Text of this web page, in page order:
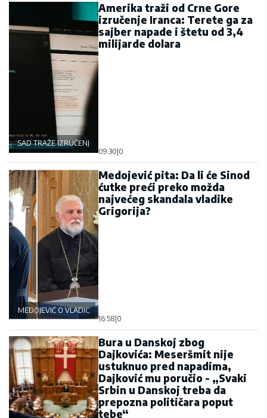
SAD TRAŽE IZRUČENJE
Amerika traži od Crne Gore
izručenje Iranca: Terete ga za
sajber napade i štetu od 3,4
milijarde dolara
09:30|0
MEDOJEVIĆ O VLADICI GRIGORIJU
Medojević pita: Da li će Sinod
ćutke preći preko možda
najvećeg skandala vladike
Grigorija?
16:58|0
Bura u Danskoj zbog
Dajkovića: Meseršmit nije
ustuknuo pred napadima,
Dajković mu poručio - „Svaki
Srbin u Danskoj treba da
prepozna političara poput
tebe“